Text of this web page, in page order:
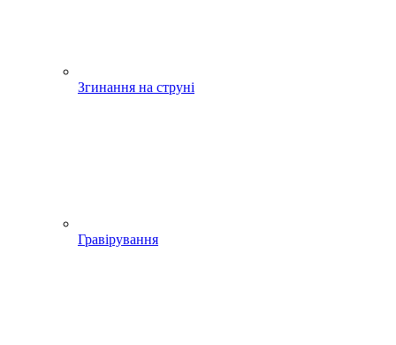
Згинання на струні
Гравірування